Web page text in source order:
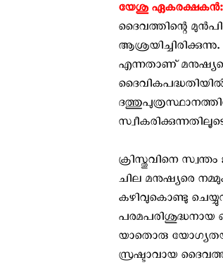
യേശു
ദൈവത്തിന്റെ
എന്നതാണ്
ക്രിസ്തുവിനെ
ചില മനുഷ്യരെ
കഴിവുകൊണ്ടു
പരമപരിശുദ്ധനായ
യാതൊരു
സ്രഷ്ടാവായ